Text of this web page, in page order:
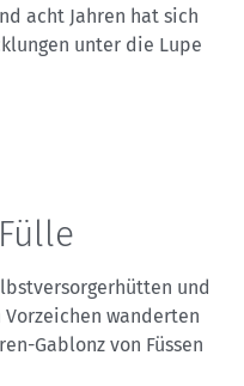
acht Jahren hat sich
unter die Lupe
und
wanderten
Gablonz von Füssen